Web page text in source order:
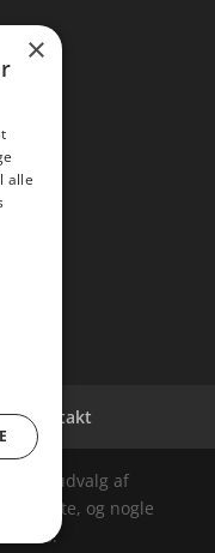
Kontakt
bredt udvalg af
og nogle
×
alle